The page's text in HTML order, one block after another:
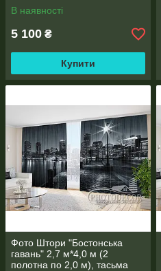
В наявності
5 100 ₴
Купити
Фото Штори "Бостонська
гавань" 2,7 м*4,0 м (2
полотна по 2,0 м), тасьма